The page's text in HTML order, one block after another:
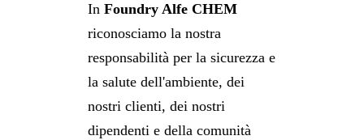
In Foundry Alfe CHEM
riconosciamo la nostra
responsabilità per la sicurezza e
la salute dell'ambiente, dei
nostri clienti, dei nostri
dipendenti e della comunità